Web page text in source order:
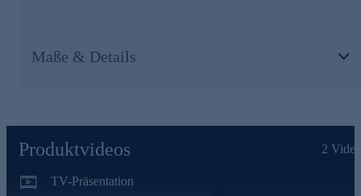
ganz ohne Wasser. Im hygienischen Einzelblister verpackt,
begleiten sie Sie mühelos durch den Tag. Laktosefrei,
Maße & Details
Produktvideos 2
TV-Präsentation